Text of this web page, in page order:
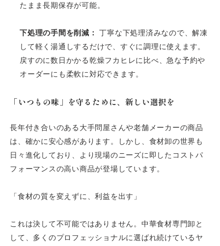
たまま長期保存が可能。
下処理の手間を削減：
丁寧な下処理済みなので、解凍
して軽く湯通しするだけで、すぐに調理に使えます。
戻すのに数日かかる乾燥フカヒレに比べ、急な予約や
オーダーにも柔軟に対応できます。
「いつもの味」を守るために、新しい選択を
長年付き合いのある大手問屋さんや老舗メーカーの商品
は、確かに安心感があります。しかし、食材卸の世界も
日々進化しており、より現場のニーズに即したコストパ
フォーマンスの高い商品が登場しています。
「食材の質を変えずに、利益を出す」
これは決して不可能ではありません。中華食材専門卸と
して、多くのプロフェッショナルに選ばれ続けているヤ